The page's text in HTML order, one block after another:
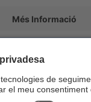
Més Informació
Management Platform